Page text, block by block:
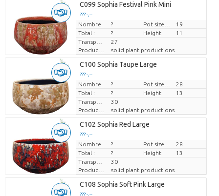
C099 Sophia Festival Pink Mini
??? -,--
Prix par pièce
Nombre ?
19
Total :
? Height
11
27
Producteur
solid plant productions
C100 Sophia Taupe Large
??? -,--
Prix par pièce
Nombre ?
28
Total :
? Height
13
30
Producteur
solid plant productions
C102 Sophia Red Large
??? -,--
Prix par pièce
Nombre ?
28
Total :
? Height
13
30
Producteur
solid plant productions
C108 Sophia Soft Pink Large
??? -,--